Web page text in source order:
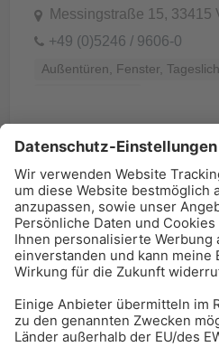
Messingstraße 15, 33415
+49 (0)5246 / 9606-0
Außentüren, Fenster,
BAU-Index
Erhalten Sie regelmäßig
Zur